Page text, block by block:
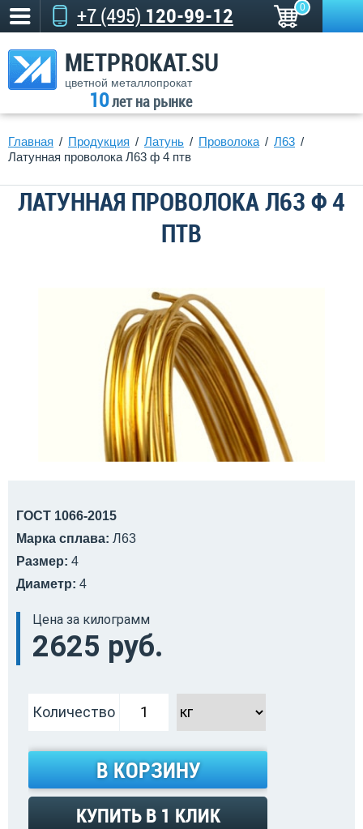
+7 (495) 120-99-12 0
METPROKAT.SU
цветной металлопрокат
10лет на рынке
Главная Продукция Латунь Проволока
Л63
Латунная проволока Л63 ф 4 птв
ЛАТУННАЯ ПРОВОЛОКА Л63 Ф 4
ПТВ
ГОСТ 1066-2015
Марка сплава: Л63
Размер: 4
Диаметр: 4
Цена за килограмм
2625 руб.
Количество
В КОРЗИНУ
КУПИТЬ В 1 КЛИК